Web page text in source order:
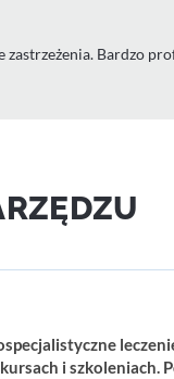
zastrzeżenia. Bardzo
i szkoleniach.